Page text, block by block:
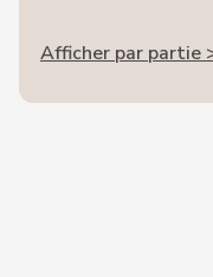
Afficher par partie